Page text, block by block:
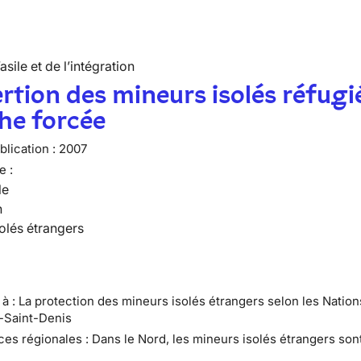
et de l’intégration
des mineurs isolés
forcée
: 2007
:
étrangers
: La protection des mineurs isolés étrangers selon les
Denis
régionales : Dans le Nord, les mineurs isolés étrangers